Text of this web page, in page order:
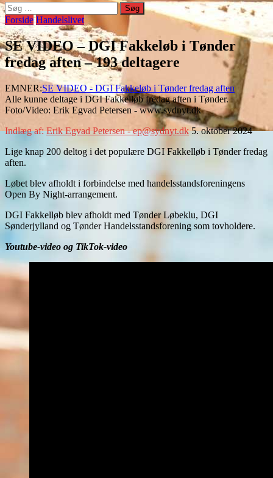
Søg
efter:
Forside Handelslivet
SE VIDEO – DGI Fakkeløb i Tønder
fredag aften – 193 deltagere
EMNER:SE VIDEO - DGI Fakkeløb i Tønder fredag aften
Alle kunne deltage i DGI Fakkelløb fredag aften i Tønder.
Foto/Video: Erik Egvad Petersen - www.sydnyt.dk
Indlæg af:Erik Egvad Petersen - ep@sydnyt.dk 5. oktober 2024
Lige knap 200 deltog i det populære DGI Fakkelløb i Tønder fredag
aften.
Løbet blev afholdt i forbindelse med handelsstandsforeningens
Open By Night-arrangement.
DGI Fakkelløb blev afholdt med Tønder Løbeklu, DGI
Sønderjylland og Tønder Handelsstandsforening som tovholdere.
Youtube-video og TikTok-video